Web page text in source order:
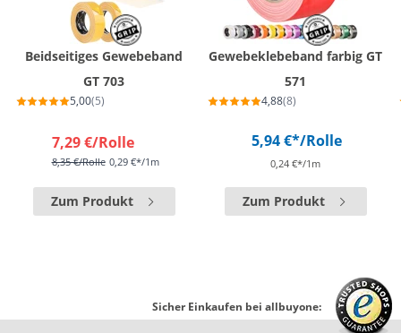
Beidseitiges Gewebeband
GT 703
5,00(5)
7,29 €/Rolle
8,35 €/Rolle 0,29 €*/1m
Zum Produkt
Gewebeklebeband farbig GT
571
4,88(8)
5,94 €*/Rolle
0,24 €*/1m
Zum Produkt
Sicher Einkaufen bei allbuyone: